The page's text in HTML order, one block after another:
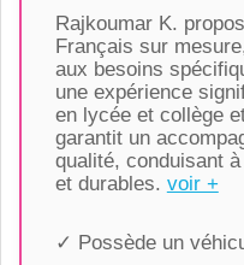
Rajkoumar K.
Français sur
aux besoins
une expérience
en lycée et collège
garantit un
qualité, conduisant
et durables. voir +
✓ Possède un